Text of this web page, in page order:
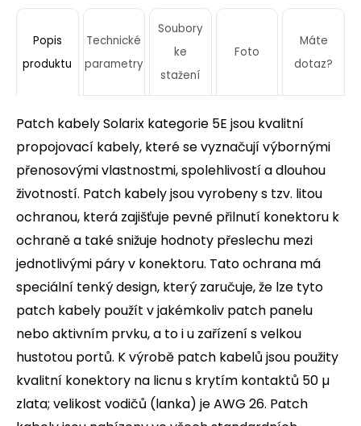
Popis
produktu
Technické
parametry
Soubory
ke
stažení
Foto
Máte
dotaz?
Patch kabely Solarix kategorie 5E jsou kvalitní
propojovací kabely, které se vyznačují výbornými
přenosovými vlastnostmi, spolehlivostí a dlouhou
životností. Patch kabely jsou vyrobeny s tzv. litou
ochranou, která zajišťuje pevné přilnutí konektoru k
ochraně a také snižuje hodnoty přeslechu mezi
jednotlivými páry v konektoru. Tato ochrana má
speciální tenký design, který zaručuje, že lze tyto
patch kabely použít v jakémkoliv patch panelu
nebo aktivním prvku, a to i u zařízení s velkou
hustotou portů. K výrobě patch kabelů jsou použity
kvalitní konektory na licnu s krytím kontaktů 50 µ
zlata; velikost vodičů (lanka) je AWG 26. Patch